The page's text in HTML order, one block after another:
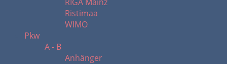
Ristimaa
WIMO
Pkw
A - B
Anhänger